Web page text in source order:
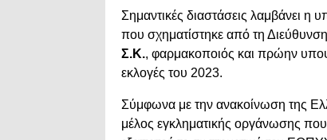
Σημαντικές διαστάσεις λαμβάνει η
που σχηματίστηκε από τη
Σ.Κ., φαρμακοποιός και πρώην
εκλογές του 2023.
Σύμφωνα με την ανακοίνωση της
μέλος εγκληματικής οργάνωσης